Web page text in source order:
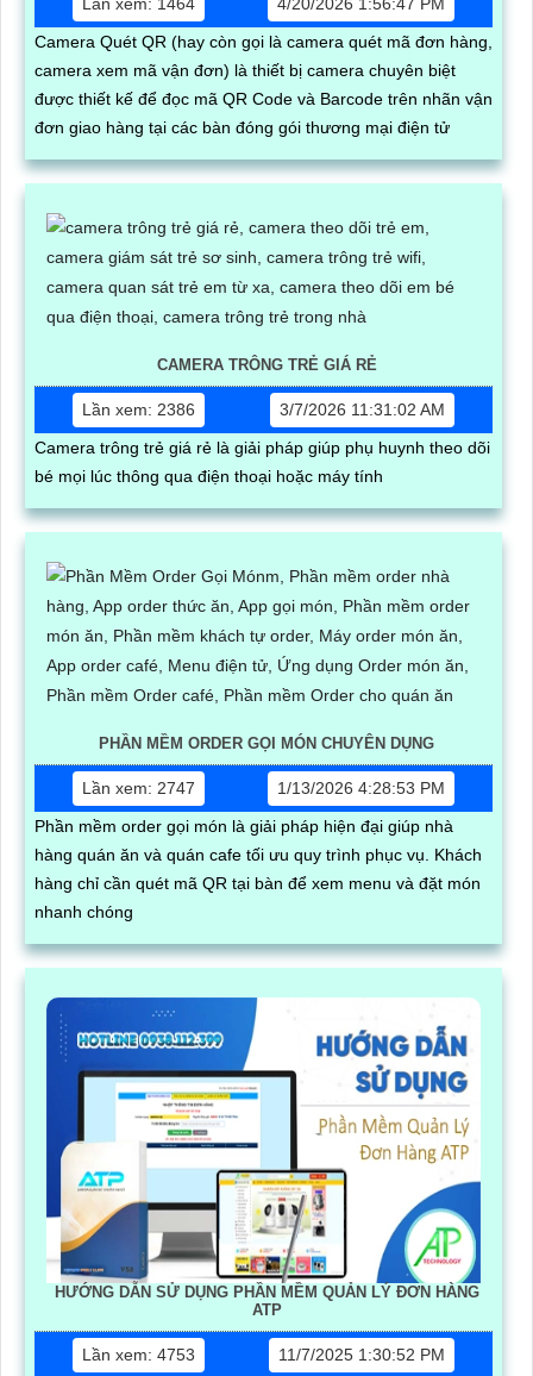
Camera Quét QR (hay còn gọi là camera quét mã đơn hàng,
camera xem mã vận đơn) là thiết bị camera chuyên biệt
được thiết kế để đọc mã QR Code và Barcode trên nhãn vận
đơn giao hàng tại các bàn đóng gói thương mại điện tử
CAMERA TRÔNG TRẺ GIÁ RẺ
Lần xem: 2386
3/7/2026 11:31:02 AM
Camera trông trẻ giá rẻ là giải pháp giúp phụ huynh theo dõi
bé mọi lúc thông qua điện thoại hoặc máy tính
PHẦN MỀM ORDER GỌI MÓN CHUYÊN DỤNG
Lần xem: 2747
1/13/2026 4:28:53 PM
Phần mềm order gọi món là giải pháp hiện đại giúp nhà
hàng quán ăn và quán cafe tối ưu quy trình phục vụ. Khách
hàng chỉ cần quét mã QR tại bàn để xem menu và đặt món
nhanh chóng
HƯỚNG DẪN SỬ DỤNG PHẦN MỀM QUẢN LÝ ĐƠN HÀNG
ATP
Lần xem: 4753 11/7/2025 1:30:52 PM